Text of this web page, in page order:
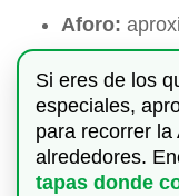
Aforo:
Si eres de los
especiales,
para recorrer
alrededores.
tapas donde